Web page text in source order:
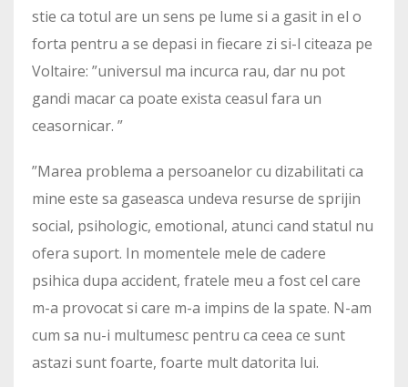
stie ca totul are un sens pe lume si a gasit in el o
forta pentru a se depasi in fiecare zi si-l citeaza pe
Voltaire: ”universul ma incurca rau, dar nu pot
gandi macar ca poate exista ceasul fara un
ceasornicar. ”
”Marea problema a persoanelor cu dizabilitati ca
mine este sa gaseasca undeva resurse de sprijin
social, psihologic, emotional, atunci cand statul nu
ofera suport. In momentele mele de cadere
psihica dupa accident, fratele meu a fost cel care
m-a provocat si care m-a impins de la spate. N-am
cum sa nu-i multumesc pentru ca ceea ce sunt
astazi sunt foarte, foarte mult datorita lui.